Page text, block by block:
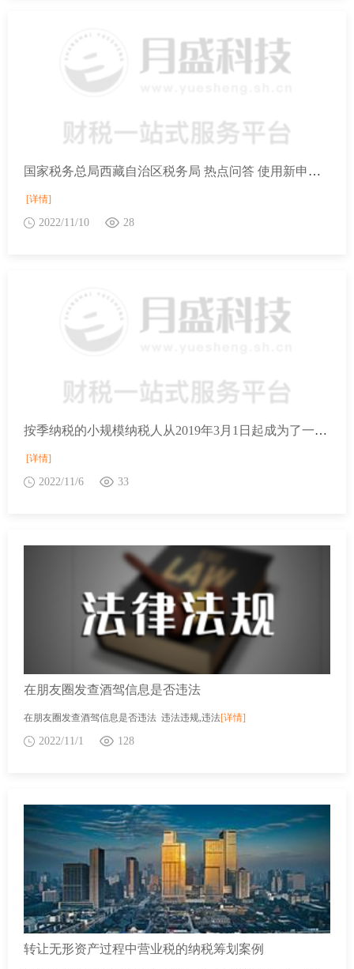
国家税务总局西藏自治区税务局 热点问答 使用新申报表后，一般纳税人增值税纳税申报内容有哪些变化?
[详情]
2022/11/10 28
按季纳税的小规模纳税人从2019年3月1日起成为了一般纳税人，那么一季度如何申报，如何享受免税政策？
[详情]
2022/11/6 33
在朋友圈发查酒驾信息是否违法
在朋友圈发查酒驾信息是否违法 违法违规,违法[详情]
2022/11/1 128
转让无形资产过程中营业税的纳税筹划案例